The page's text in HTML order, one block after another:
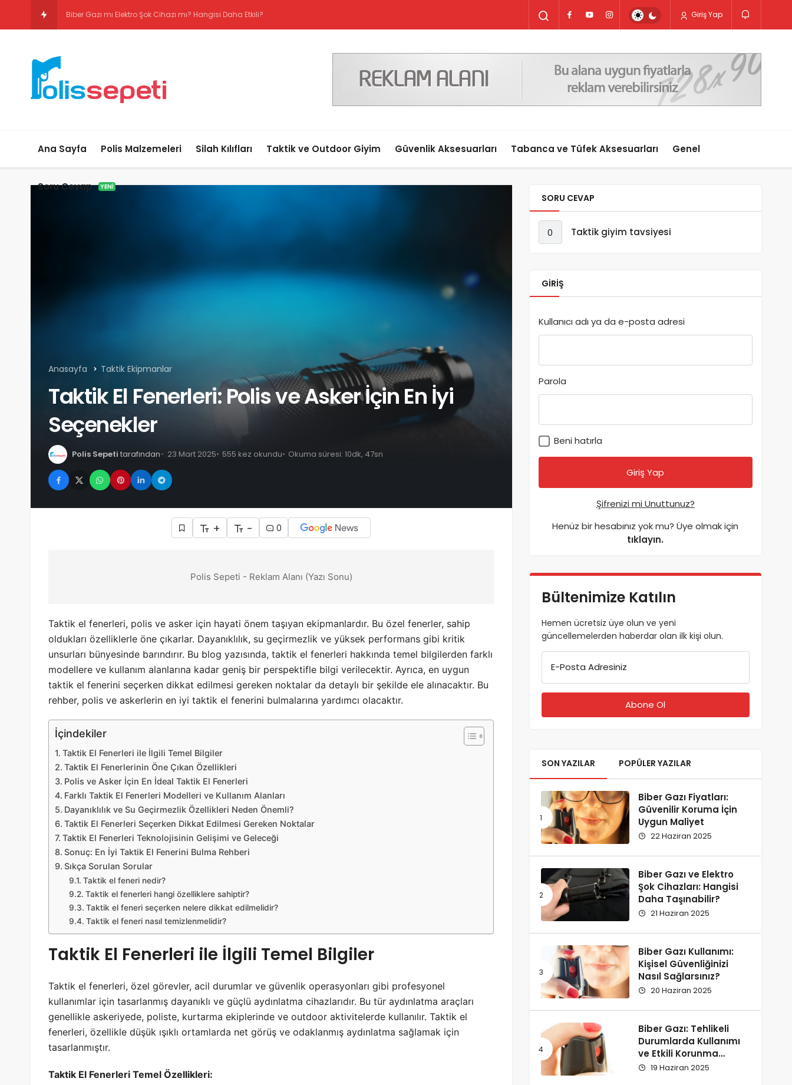
Biber Gazı mı Elektro Şok Ci Giriş Yap
Ana Sayfa Polis Malzemeleri Silah Kılıfları Taktik ve Outdoor Giyim Güvenlik Aksesuarları Tabanca ve Tüfek Aksesuarları Genel
Soru Cevap YENI
Anasayfa Taktik Ekipmanlar
Taktik El Fenerleri: Polis ve Asker İçin En İyi
Seçenekler
Polis Sepeti tarafından 23 Mart 2025 555 kez okundu Okuma süresi: 10dk, 47sn
+ - 0
Polis Sepeti - Reklam Alanı (Yazı Sonu)
Taktik el fenerleri, polis ve asker için hayati önem taşıyan ekipmanlardır. Bu özel fenerler, sahip
oldukları özelliklerle öne çıkarlar. Dayanıklılık, su geçirmezlik ve yüksek performans gibi kritik
unsurları bünyesinde barındırır. Bu blog yazısında, taktik el fenerleri hakkında temel bilgilerden farklı
modellere ve kullanım alanlarına kadar geniş bir perspektifle bilgi verilecektir. Ayrıca, en uygun
taktik el fenerini seçerken dikkat edilmesi gereken noktalar da detaylı bir şekilde ele alınacaktır. Bu
rehber, polis ve askerlerin en iyi taktik el fenerini bulmalarına yardımcı olacaktır.
İçindekiler
Taktik El Fenerleri ile İlgili Temel Bilgiler
Taktik El Fenerlerinin Öne Çıkan Özellikleri
Polis ve Asker İçin En İdeal Taktik El Fenerleri
Farklı Taktik El Fenerleri Modelleri ve Kullanım Alanları
Dayanıklılık ve Su Geçirmezlik Özellikleri Neden Önemli?
Taktik El Fenerleri Seçerken Dikkat Edilmesi Gereken Noktalar
Taktik El Fenerleri Teknolojisinin Gelişimi ve Geleceği
Sonuç: En İyi Taktik El Fenerini Bulma Rehberi
Sıkça Sorulan Sorular
Taktik el feneri nedir?
Taktik el fenerleri hangi özelliklere sahiptir?
Taktik el feneri seçerken nelere dikkat edilmelidir?
Taktik el feneri nasıl temizlenmelidir?
Taktik El Fenerleri ile İlgili Temel Bilgiler
Taktik el fenerleri, özel görevler, acil durumlar ve güvenlik operasyonları gibi profesyonel
kullanımlar için tasarlanmış dayanıklı ve güçlü aydınlatma cihazlarıdır. Bu tür aydınlatma araçları
genellikle askeriyede, poliste, kurtarma ekiplerinde ve outdoor aktivitelerde kullanılır. Taktik el
fenerleri, özellikle düşük ışıklı ortamlarda net görüş ve odaklanmış aydınlatma sağlamak için
tasarlanmıştır.
Taktik El Fenerleri Temel Özellikleri:
SORU CEVAP
0 Taktik giyim tavsiyesi
GIRIŞ
Kullanıcı adı ya da e-posta adresi
Parola
Beni hatırla
Şifrenizi mi Unuttunuz?
Henüz bir hesabınız yok mu? Üye olmak için
tıklayın.
Bültenimize Katılın
Hemen ücretsiz üye olun ve yeni
güncellemelerden haberdar olan ilk kişi olun.
E-Posta Adresiniz
SON YAZILAR POPÜLER YAZILAR
Biber Gazı Fiyatları:
Güvenilir Koruma İçin
Uygun Maliyet
22 Haziran 2025
Biber Gazı ve Elektro
Şok Cihazları: Hangisi
Daha Taşınabilir?
21 Haziran 2025
Biber Gazı Kullanımı:
Kişisel Güvenliğinizi
Nasıl Sağlarsınız?
20 Haziran 2025
Biber Gazı: Tehlikeli
Durumlarda Kullanımı
ve Etkili Korunma
Yöntemi
19 Haziran 2025